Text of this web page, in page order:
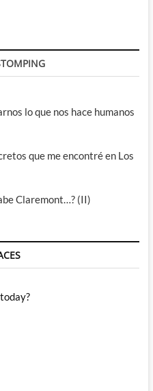
lo que nos hace humanos
que me encontré en Los
Claremont…? (II)